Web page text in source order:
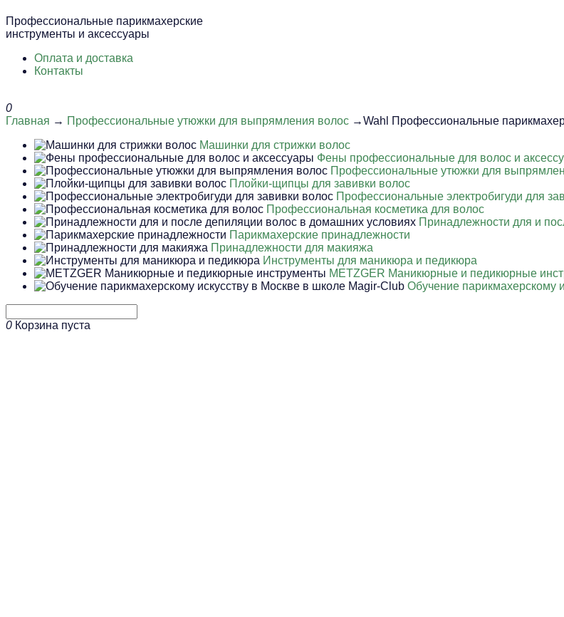
Профессиональные парикмахерские
инструменты и аксессуары
Оплата и доставка
Контакты
0
Главная → Профессиональные утюжки для выпрямления волос →Wahl Профессиональные
Машинки для стрижки волос
Фены профессиональные для волос и
Профессиональные утюжки для
Плойки-щипцы для завивки волос
Профессиональные электробигуди для
Профессиональная косметика для волос
Принадлежности для и
Парикмахерские принадлежности
Принадлежности для макияжа
Инструменты для маникюра и педикюра
METZGER Маникюрные и педикюрные
Обучение парикмахерскому
0 Корзина пуста